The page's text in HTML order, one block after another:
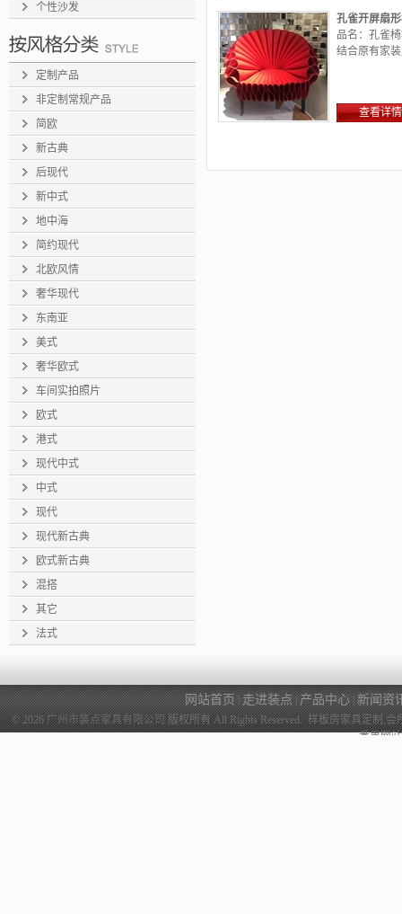
个性沙发
定制产品
非定制常规产品
简欧
新古典
后现代
新中式
地中海
简约现代
北欧风情
奢华现代
东南亚
美式
奢华欧式
车间实拍照片
欧式
港式
现代中式
中式
现代
现代新古典
欧式新古典
混搭
其它
法式
孔雀开屏扇
品名：孔雀
结合原有家
查看详情
网站首页|走进装点|产品中心|新闻资
© 2026广州市装点家具有限公司版权所有 All Rights Reserved. 样板房家具定制,
番禺网